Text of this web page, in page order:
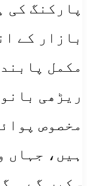
پارکنگ کی
بازار کے
مکمل
ریڑھی
مخصوص
ہیں، جہاں